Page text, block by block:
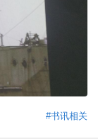
#书讯相关